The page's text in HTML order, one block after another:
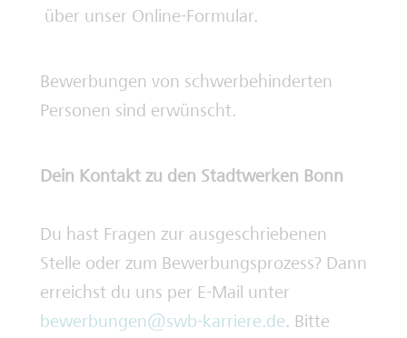
über unser Online-Formular.
Bewerbungen von schwerbehinderten
Personen sind erwünscht.
Dein Kontakt zu den Stadtwerken Bonn
Du hast Fragen zur ausgeschriebenen
Stelle oder zum Bewerbungsprozess? Dann
erreichst du uns per E-Mail unter
bewerbungen@swb-karriere.de. Bitte